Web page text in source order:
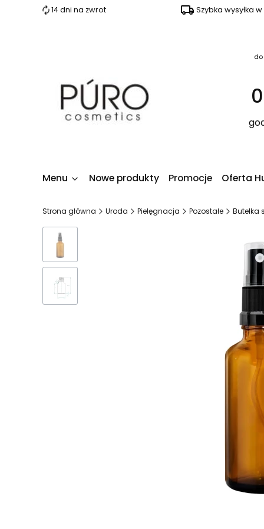
14 dni na zwrot Szybka wysyłka
Menu Nowe produkty Promocje Oferta
Strona główna Uroda Pielęgnacja Pozostałe Butelka